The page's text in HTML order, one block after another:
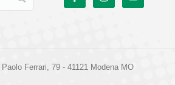
Ferrari, 79 - 41121 Modena MO